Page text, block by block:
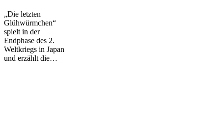
„Die letzten
Glühwürmchen“
spielt in der
Endphase des 2.
Weltkriegs in Japan
und erzählt die…